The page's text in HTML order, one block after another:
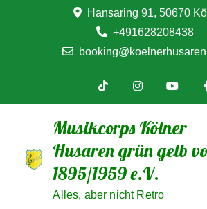
Hansaring 91, 50670
+491628208438
Musikcorps Kölner
Husaren grün gelb
1895/1959 e.V.
Alles, aber nicht Retro